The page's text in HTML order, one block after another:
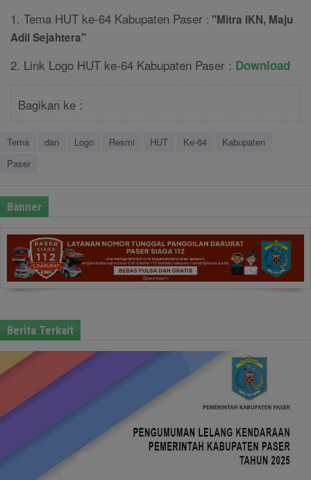
1. Tema HUT ke-64 Kabupaten Paser : "Mitra IKN, Maju
Adil Sejahtera"
2. Link Logo HUT ke-64 Kabupaten Paser : Download
Bagikan ke :
Tema dan Logo Resmi HUT Ke-64
Kabupaten
Paser
Banner
Berita Terkait